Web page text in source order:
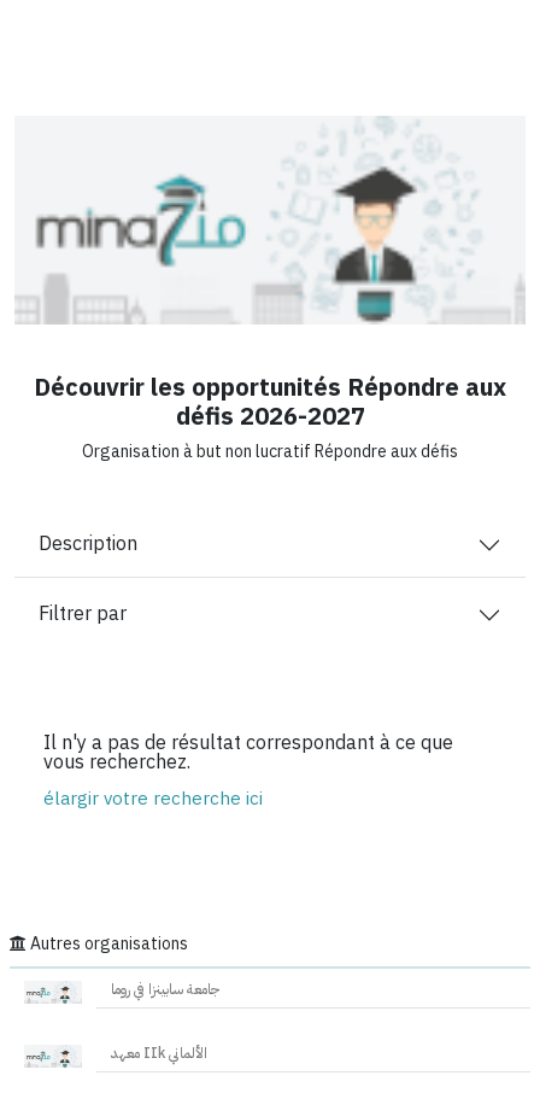
Découvrir les opportunités Répondre aux
défis 2026-2027
Organisation à but non lucratif Répondre aux défis
Description
Filtrer par
Il n'y a pas de résultat correspondant à ce que
vous recherchez.
élargir votre recherche ici
Autres organisations
جامعة سابينزا في روما
معهد IIk الألماني